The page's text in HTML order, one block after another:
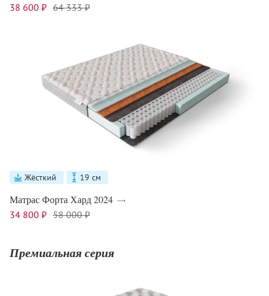
38 600 ₽ 64 333 ₽
Жёсткий 19 см
Матрас Форта Хард 2024
34 800 ₽ 58 000 ₽
Премиальная серия